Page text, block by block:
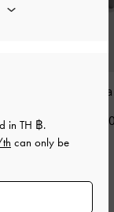
น
ต่างหูรุ่น
฿1,290.00
in TH ฿.
can only be